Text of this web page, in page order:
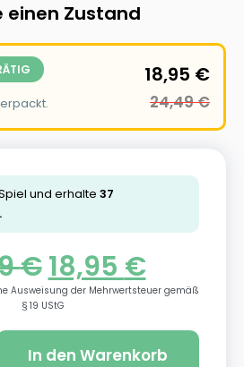
einen Zustand
18,95 €
24,49€
und erhalte 37
€ 18,95 €
Ausweisung der Mehrwertsteuer gemäß
§ 19 UStG
In den Warenkorb